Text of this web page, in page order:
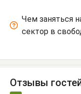
Чем заняться
сектор в
Отзывы